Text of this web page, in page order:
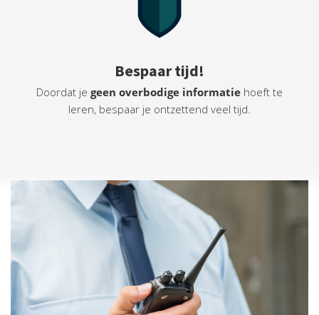
Bespaar tijd!
Doordat je geen overbodige informatie hoeft te
leren, bespaar je ontzettend veel tijd.